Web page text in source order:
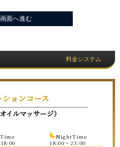
料金システム
ョンコース
イルマッサージ）
NightTime
18:00〜23:00